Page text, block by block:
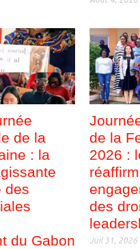
de la
: la
des
du Gabon
de la
2026 :
des
Juil 31, 2026